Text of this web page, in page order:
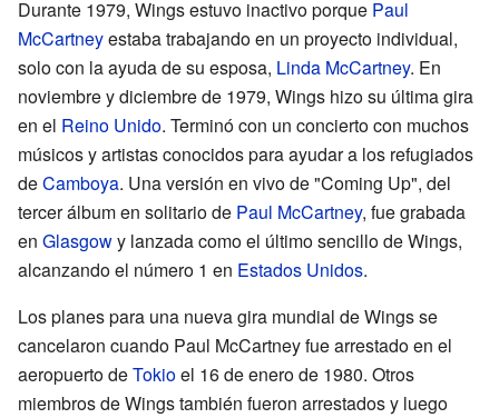
Durante 1979, Wings estuvo inactivo porque Paul
McCartneyestaba trabajando en un proyecto individual,
solo con la ayuda de su esposa, Linda McCartney. En
noviembre y diciembre de 1979, Wings hizo su última gira
en el Reino Unido. Terminó con un concierto con muchos
músicos y artistas conocidos para ayudar a los refugiados
deCamboya. Una versión en vivo de "Coming Up", del
tercer álbum en solitario de Paul McCartney, fue grabada
en Glasgowy lanzada como el último sencillo de Wings,
alcanzando el número 1 en Estados Unidos.
Los planes para una nueva gira mundial de Wings se
cancelaron cuando Paul McCartney fue arrestado en el
aeropuerto deTokioel 16 de enero de 1980. Otros
miembros de Wings también fueron arrestados y luego